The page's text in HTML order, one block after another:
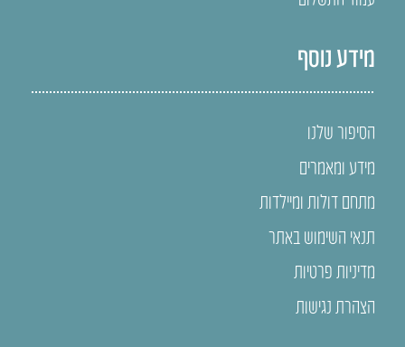
מידע נוסף
הסיפור שלנו
מידע ומאמרים
מתחם דולות ומיילדות
תנאי השימוש באתר
מדיניות פרטיות
הצהרת נגישות